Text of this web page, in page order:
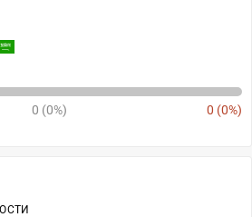
0 (0%) 0 (0%)